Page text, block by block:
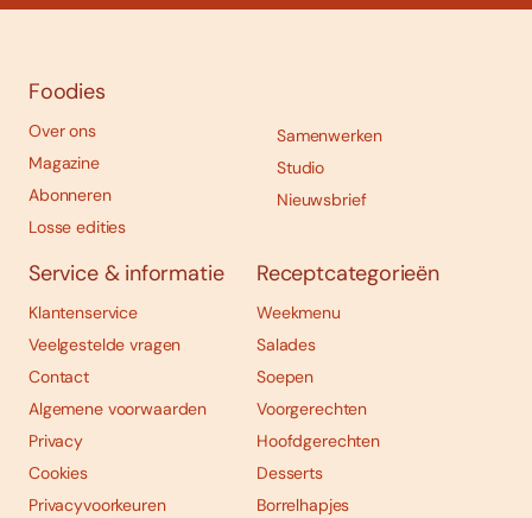
Foodies
Over ons
Magazine
Abonneren
Losse edities
Samenwerken
Studio
Nieuwsbrief
Service & informatie
Klantenservice
Veelgestelde vragen
Contact
Algemene voorwaarden
Privacy
Cookies
Privacyvoorkeuren
Receptcategorieën
Weekmenu
Salades
Soepen
Voorgerechten
Hoofdgerechten
Desserts
Borrelhapjes